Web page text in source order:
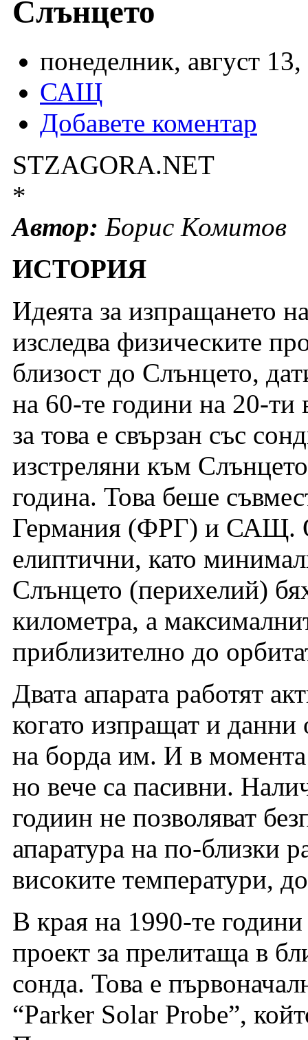
Слънцето
понеделник, август
САЩ
Добавете коментар
STZAGORA.NET
*
Автор: Борис Комитов
ИСТОРИЯ
Идеята за изпращането
изследва физическите
близост до Слънцето,
на 60-те години на 20-ти
за това е свързан със
изстреляни към
година. Това беше
Германия (ФРГ) и САЩ.
елиптични, като
Слънцето (перихелий)
километра, а
приблизително до
Двата апарата работят
когато изпращат и данни
на борда им. И в
но вече са пасивни.
годиин не позволяват
апаратура на по-близки
високите температури,
В края на 1990-те
проект за прелитаща в
сонда. Това е
“Parker Solar Probe”,